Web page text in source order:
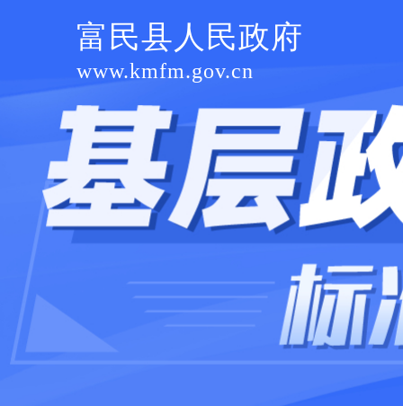
富民县人民政府
www.kmfm.gov.cn